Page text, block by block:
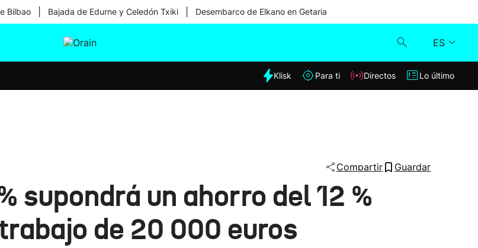
Bilbao Bajada de Edurne y Celedón Txiki Desembarco de Elkano en Getaria
ES
Klisk
Klisk Para ti Directos Lo último
Compartir Guardar
supondrá un ahorro del 12 %
de 20 000 euros